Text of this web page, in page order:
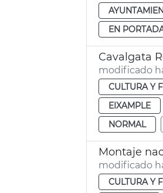
EN
Cavalgata
modificado
CULTURA Y
EIXAMPLE
NORMAL
Montaje
modificado
CULTURA Y